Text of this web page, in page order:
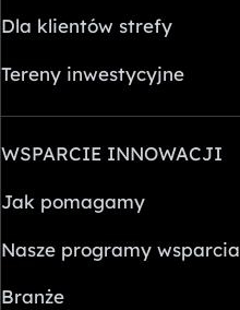
Dla klientów strefy
Tereny inwestycyjne
WSPARCIE INNOWACJI
Jak pomagamy
Nasze programy wsparcia
Branże